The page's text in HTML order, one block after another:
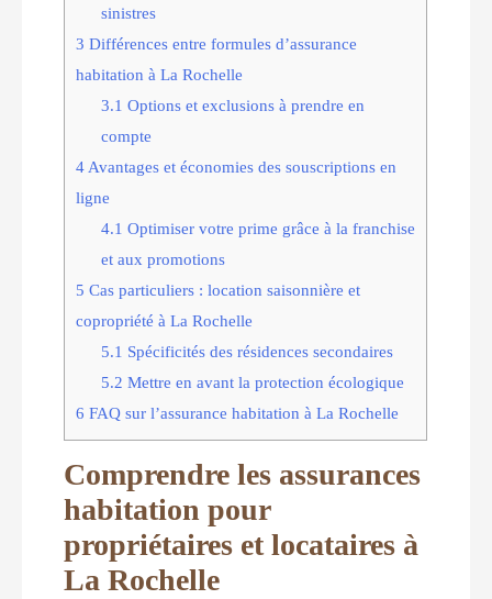
sinistres
3 Différences entre formules d’assurance
habitation à La Rochelle
3.1 Options et exclusions à prendre en
compte
4 Avantages et économies des souscriptions en
ligne
4.1 Optimiser votre prime grâce à la franchise
et aux promotions
5 Cas particuliers : location saisonnière et
copropriété à La Rochelle
5.1 Spécificités des résidences secondaires
5.2 Mettre en avant la protection écologique
6 FAQ sur l’assurance habitation à La Rochelle
Comprendre les assurances
habitation pour
propriétaires et locataires à
La Rochelle